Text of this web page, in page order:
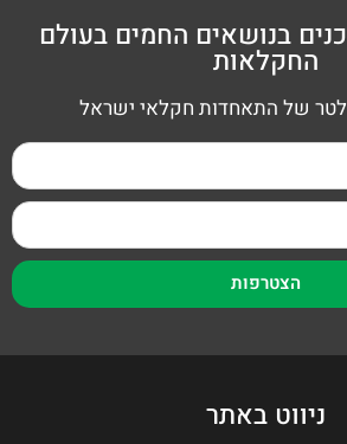
בנושאים החמים בעולם
החקלאות
של התאחדות חקלאי ישראל
הצטרפות
ניווט באתר